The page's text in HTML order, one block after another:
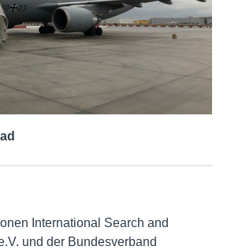
International Search and
und der Bundesverband